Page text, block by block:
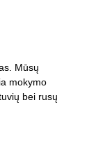
Mūsų
mokymo
bei rusų